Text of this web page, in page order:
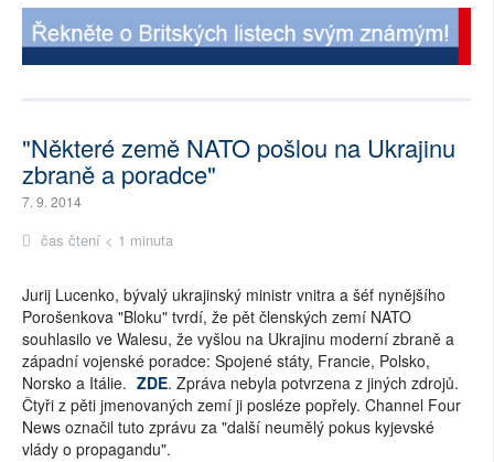
"Některé země NATO pošlou na Ukrajinu
zbraně a poradce"
7. 9. 2014
čas čtení < 1 minuta
Jurij Lucenko, bývalý ukrajinský ministr vnitra a šéf nynějšího
Porošenkova "Bloku" tvrdí, že pět členských zemí NATO
souhlasilo ve Walesu, že vyšlou na Ukrajinu moderní zbraně a
západní vojenské poradce: Spojené státy, Francie, Polsko,
Norsko a Itálie. ZDE. Zpráva nebyla potvrzena z jiných zdrojů.
Čtyři z pěti jmenovaných zemí ji posléze popřely. Channel Four
News označil tuto zprávu za "další neumělý pokus kyjevské
vlády o propagandu".